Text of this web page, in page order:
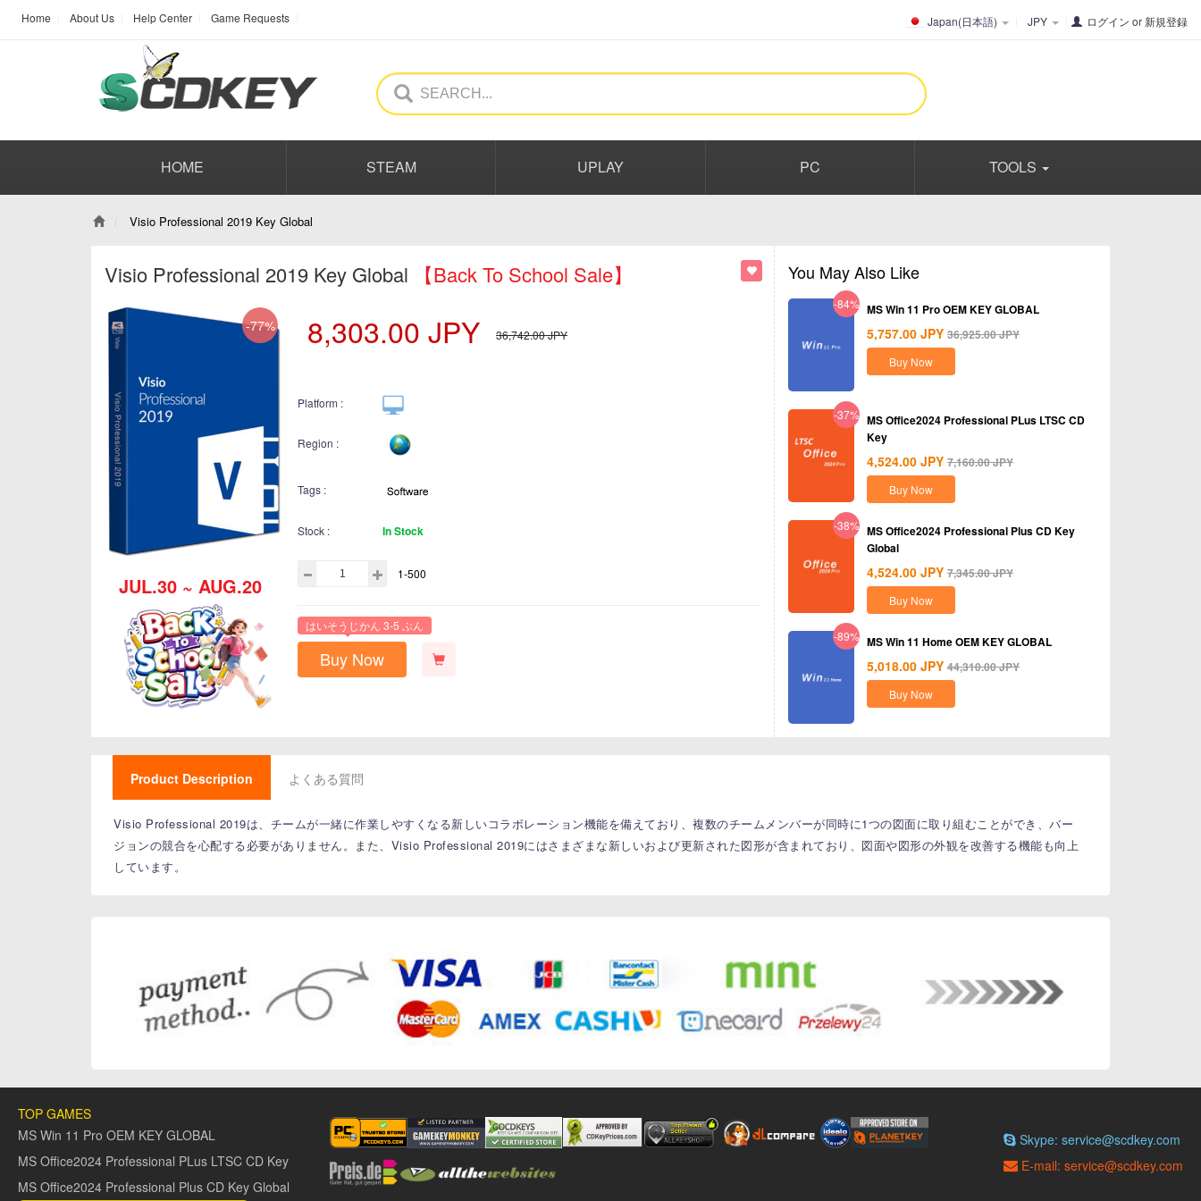
Home About Us Help Center Game Requests Japan(日本語) JPY ログイン or 新規登録
HOME STEAM UPLAY PC TOOLS
Visio Professional 2019 Key Global
Visio Professional 2019 Key Global 【Back To School Sale】
-77%
JUL.30 ~ AUG.20
8,303.00 JPY 36,742.00JPY
Platform :
Region :
Tags :
Stock : In Stock
1-500
はいそうじかん 3-5 ぶん
Buy Now
You May Also Like
-84% MS Win 11 Pro OEM KEY GLOBAL
5,757.00 JPY 36,925.00JPY
Buy Now
-37% MS Office2024 Professional PLus LTSC CD
Key
4,524.00 JPY 7,160.00JPY
Buy Now
-38% MS Office2024 Professional Plus CD Key
Global
4,524.00 JPY 7,345.00JPY
Buy Now
-89% MS Win 11 Home OEM KEY GLOBAL
5,018.00 JPY 44,310.00JPY
Buy Now
Product Description よくある質問
Visio Professional 2019は、チームが一緒に作業しやすくなる新しいコラボレーション機能を備えており、複数のチームメンバーが同時に1つの図面に取り組むことができ、バー
ジョンの競合を心配する必要がありません。また、Visio Professional 2019にはさまざまな新しいおよび更新された図形が含まれており、図面や図形の外観を改善する機能も向上
しています。
TOP GAMES
MS Win 11 Pro OEM KEY GLOBAL
MS Office2024 Professional PLus LTSC CD Key
MS Office2024 Professional Plus CD Key Global
Skype: service@scdkey.com
E-mail: service@scdkey.com